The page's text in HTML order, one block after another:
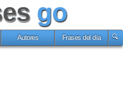
go
Autores Frases del día